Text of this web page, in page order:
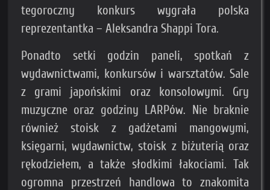
tegoroczny konkurs wygrała polska
reprezentantka – Aleksandra Shappi Tora.
Ponadto setki godzin paneli, spotkań z
wydawnictwami, konkursów i warsztatów. Sale
z grami japońskimi oraz konsolowymi. Gry
muzyczne oraz godziny LARPów. Nie braknie
również stoisk z gadżetami mangowymi,
księgarni, wydawnictw, stoisk z biżuterią oraz
rękodziełem, a także słodkimi łakociami. Tak
ogromna przestrzeń handlowa to znakomita